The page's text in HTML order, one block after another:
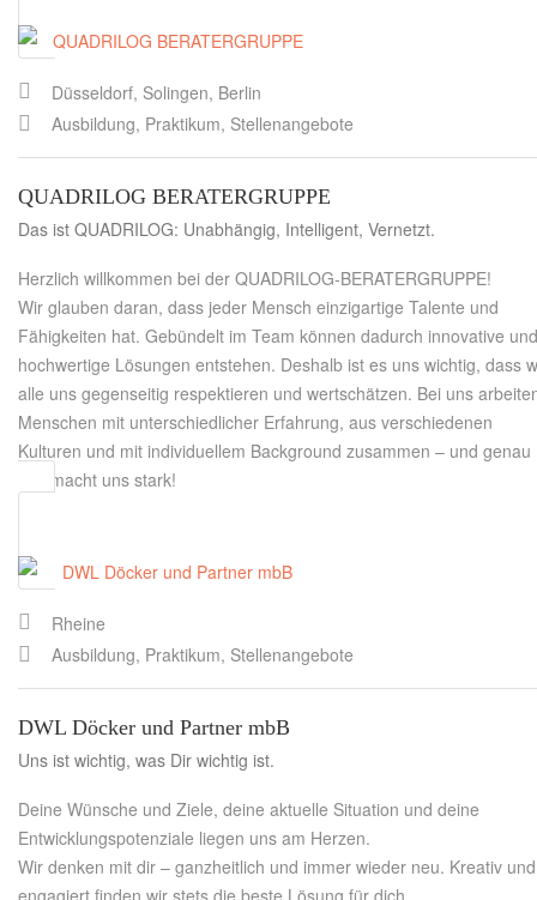
Düsseldorf, Solingen, Berlin
Ausbildung, Praktikum, Stellenangebote
QUADRILOG BERATERGRUPPE
Das ist QUADRILOG: Unabhängig, Intelligent, Vernetzt.
Herzlich willkommen bei der QUADRILOG-BERATERGRUPPE!
Wir glauben daran, dass jeder Mensch einzigartige Talente und
Fähigkeiten hat. Gebündelt im Team können dadurch innovative und
hochwertige Lösungen entstehen. Deshalb ist es uns wichtig, dass
alle uns gegenseitig respektieren und wertschätzen. Bei uns
Menschen mit unterschiedlicher Erfahrung, aus verschiedenen
Kulturen und mit individuellem Background zusammen – und genau
das macht uns stark!
Rheine
Ausbildung, Praktikum, Stellenangebote
DWL Döcker und Partner mbB
Uns ist wichtig, was Dir wichtig ist.
Deine Wünsche und Ziele, deine aktuelle Situation und deine
Entwicklungspotenziale liegen uns am Herzen.
Wir denken mit dir – ganzheitlich und immer wieder neu. Kreativ und
engagiert finden wir stets die beste Lösung für dich.